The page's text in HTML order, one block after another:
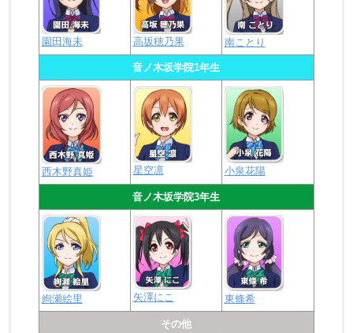
園田海未 高坂穂乃果 南ことり
音ノ木坂学院1年生
西木野真姫 星空凛 小泉花陽
音ノ木坂学院3年生
絢瀬絵里 矢澤にこ 東條希
その他